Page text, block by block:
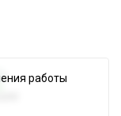
работы